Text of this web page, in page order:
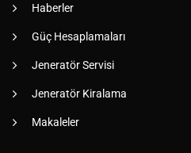
Haberler
Güç Hesaplamaları
Jeneratör Servisi
Jeneratör Kiralama
Makaleler